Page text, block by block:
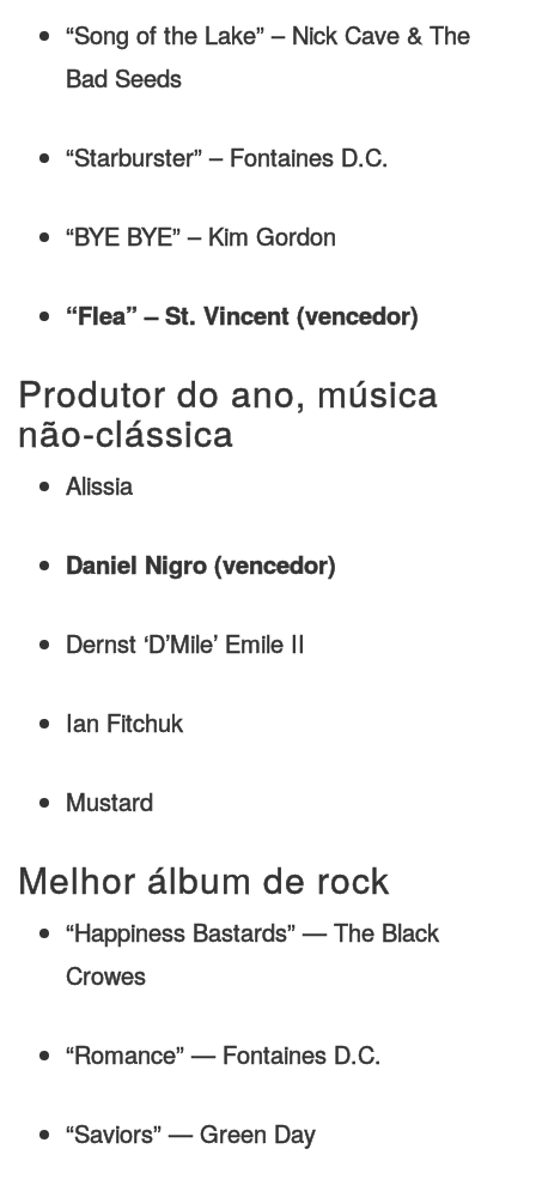
“Song of the Lake” – Nick Cave & The
Bad Seeds
“Starburster” – Fontaines D.C.
“BYE BYE” – Kim Gordon
“Flea” – St. Vincent (vencedor)
Produtor do ano, música
não-clássica
Alissia
Daniel Nigro (vencedor)
Dernst ‘D’Mile’ Emile II
Ian Fitchuk
Mustard
Melhor álbum de rock
“Happiness Bastards” — The Black
Crowes
“Romance” — Fontaines D.C.
“Saviors” — Green Day